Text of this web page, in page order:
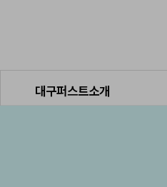
대구퍼스트소개